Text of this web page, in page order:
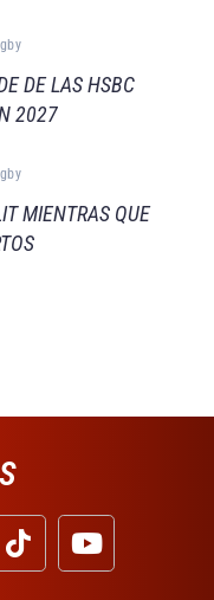
DE LAS HSBC
2027
MIENTRAS QUE